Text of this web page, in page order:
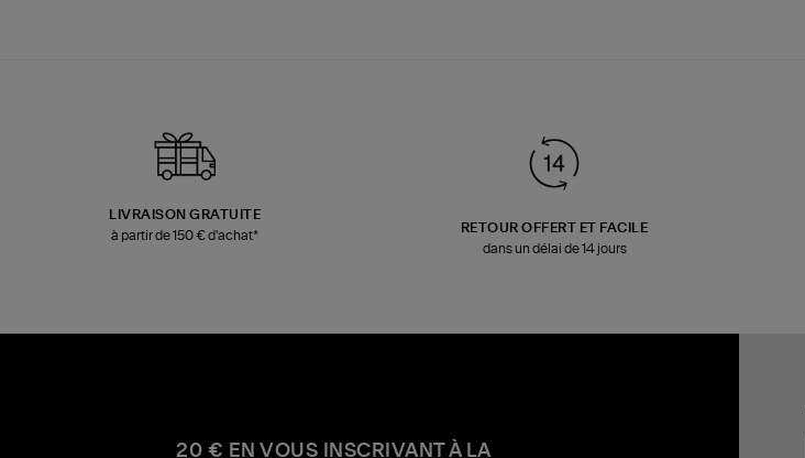
LIVRAISON GRATUITE
à partir de 150 € d'achat*
RETOUR OFFERT ET FACILE
dans un délai de 14 jours
20 € EN VOUS INSCRIVANT À LA